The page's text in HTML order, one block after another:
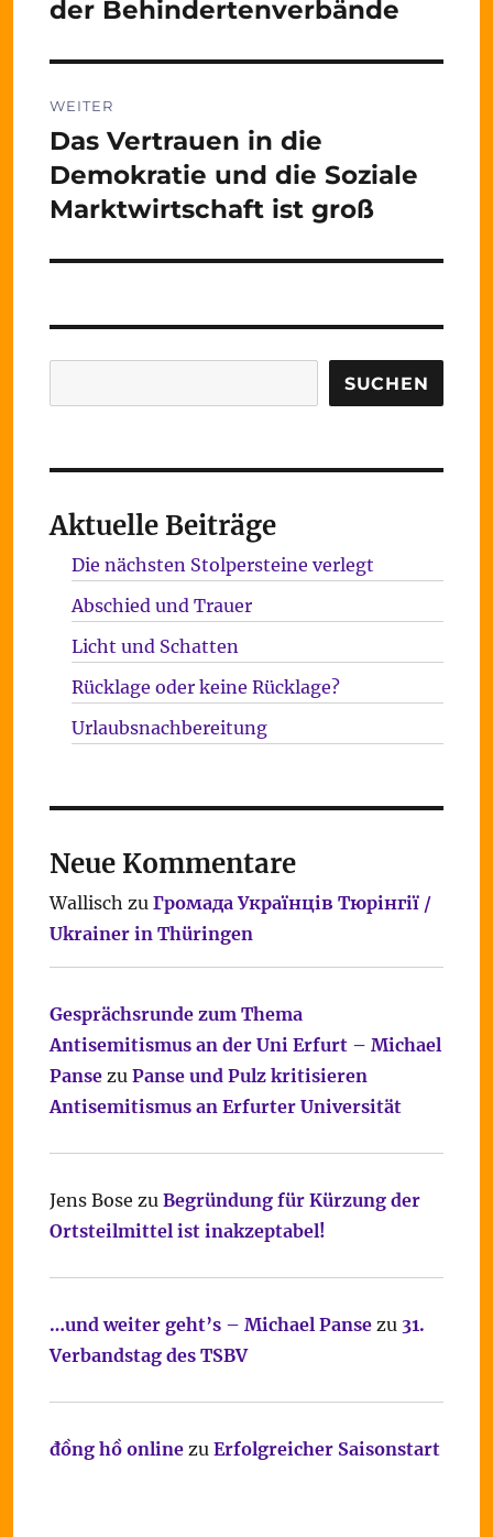
Beitrag:
der Behindertenverbände
WEITER
Nächster
Beitrag:
Das Vertrauen in die
Demokratie und die Soziale
Marktwirtschaft ist groß
SUCHEN
Aktuelle Beiträge
Die nächsten Stolpersteine verlegt
Abschied und Trauer
Licht und Schatten
Rücklage oder keine Rücklage?
Urlaubsnachbereitung
Neue Kommentare
Wallisch zu Громада Українців Тюрінгії /
Ukrainer in Thüringen
Gesprächsrunde zum Thema
Antisemitismus an der Uni Erfurt – Michael
Pansezu Panse und Pulz kritisieren
Antisemitismus an Erfurter Universität
Jens Bose zu Begründung für Kürzung der
Ortsteilmittel ist inakzeptabel!
…und weiter geht’s – Michael Pansezu 31.
Verbandstag des TSBV
đồng hồ onlinezu Erfolgreicher Saisonstart